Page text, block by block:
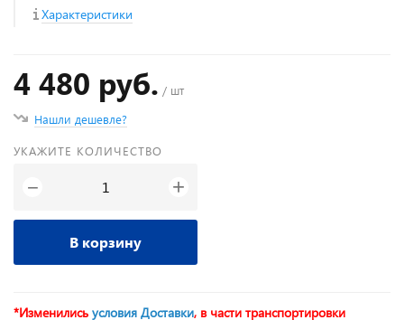
Характеристики
4 480 руб. / шт
Нашли дешевле?
УКАЖИТЕ КОЛИЧЕСТВО
− +
В корзину
*Изменились условия Доставки, в части транспортировки